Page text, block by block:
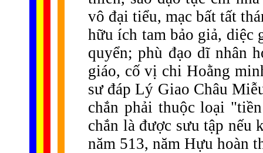
vô đại tiểu, mạc bất tất
hữu ích tam bảo giả,
quyển; phù đạo dĩ nhân
giáo, cố vị chi Hoằng
sư đáp Lý Giao Châu
chắn phải thuộc loại
chắn là được sưu tập nếu
năm 513, năm Hựu hoàn